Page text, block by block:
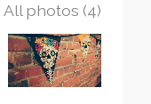
All photos (4)